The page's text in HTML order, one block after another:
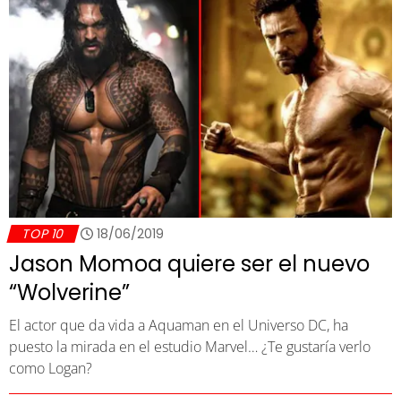
TOP 10 18/06/2019
Jason Momoa quiere ser el nuevo
“Wolverine”
El actor que da vida a Aquaman en el Universo DC, ha
puesto la mirada en el estudio Marvel… ¿Te gustaría verlo
como Logan?